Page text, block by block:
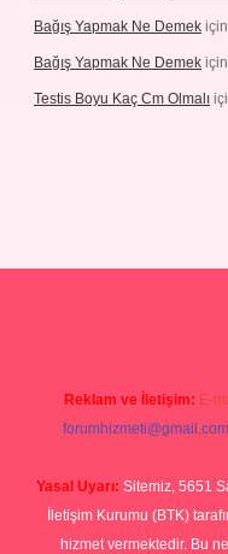
Bağış Yapmak Ne Demek için
Bağış Yapmak Ne Demek için
Testis Boyu Kaç Cm Olmalı
Reklam ve İletişim: E-
forumhizmeti@gmail.com
Yasal Uyarı: Sitemiz, 5651
İletişim Kurumu (BTK)
hizmet vermektedir. Bu